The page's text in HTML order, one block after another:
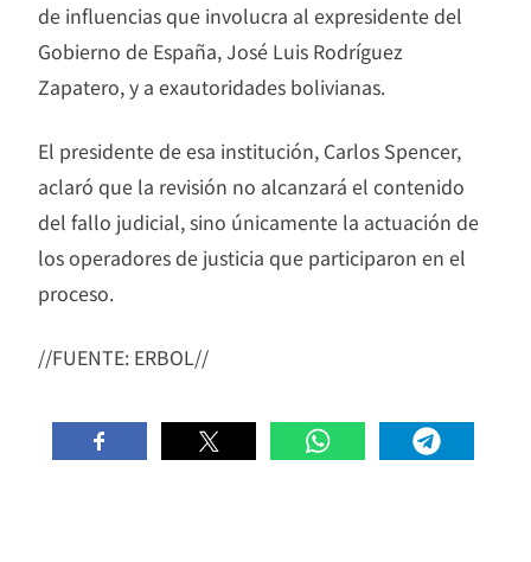
de influencias que involucra al expresidente del
Gobierno de España, José Luis Rodríguez
Zapatero, y a exautoridades bolivianas.
El presidente de esa institución, Carlos Spencer,
aclaró que la revisión no alcanzará el contenido
del fallo judicial, sino únicamente la actuación de
los operadores de justicia que participaron en el
proceso.
//FUENTE: ERBOL//